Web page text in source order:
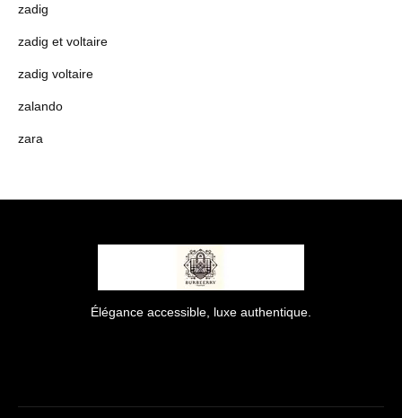
zadig
zadig et voltaire
zadig voltaire
zalando
zara
Élégance accessible, luxe authentique.